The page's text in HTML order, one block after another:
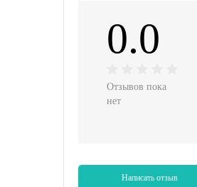
0.0
Отзывов пока
нет
Написать отзыв